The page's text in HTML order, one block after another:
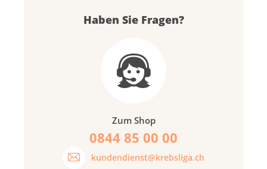
Haben Sie Fragen?
Zum Shop
0844 85 00 00
kundendienst@krebsliga.ch